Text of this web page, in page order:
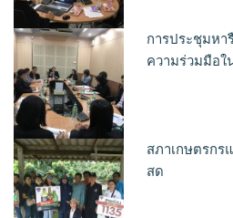
การประชุมหา
ความร่วมมือ
สภาเกษตรกร
สด